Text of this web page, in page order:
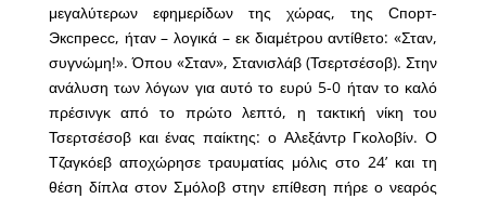
μεγαλύτερων εφημερίδων της χώρας, της Спорт-
Экспресс, ήταν – λογικά – εκ διαμέτρου αντίθετο: «Σταν,
συγνώμη!». Όπου «Σταν», Στανισλάβ (Τσερτσέσοβ). Στην
ανάλυση των λόγων για αυτό το ευρύ 5-0 ήταν το καλό
πρέσινγκ από το πρώτο λεπτό, η τακτική νίκη του
Τσερτσέσοβ και ένας παίκτης: ο Αλεξάντρ Γκολοβίν. Ο
Τζαγκόεβ αποχώρησε τραυματίας μόλις στο 24’ και τη
θέση δίπλα στον Σμόλοβ στην επίθεση πήρε ο νεαρός